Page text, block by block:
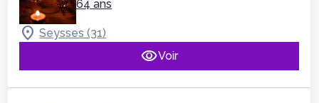
64 ans
Seysses (31)
Voir